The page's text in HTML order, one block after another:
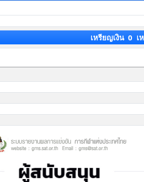
เหรียญเงิน 0 เ